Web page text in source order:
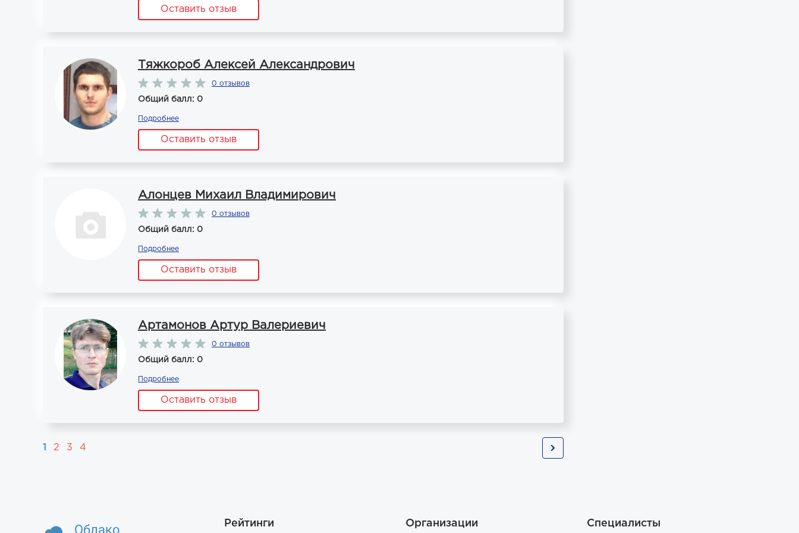
Оставить отзыв
Тяжкороб Алексей Александрович
0 отзывов
Общий балл: 0
Подробнее
Оставить отзыв
Алонцев Михаил Владимирович
0 отзывов
Общий балл: 0
Подробнее
Оставить отзыв
Артамонов Артур Валериевич
0 отзывов
Общий балл: 0
Подробнее
Оставить отзыв
1 2 3 4
Облако Рейтинги Организации Специалисты